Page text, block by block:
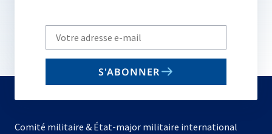
Write
your
email
S'ABONNER
Comité militaire & État-major militaire international